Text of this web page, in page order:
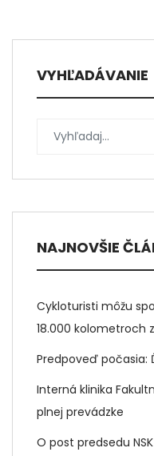
VYHĽADÁVANIE
NAJNOVŠIE
Cykloturisti môžu
18.000 kolometroch
Predpoveď počasia:
Interná klinika
plnej prevádzke
O post predsedu